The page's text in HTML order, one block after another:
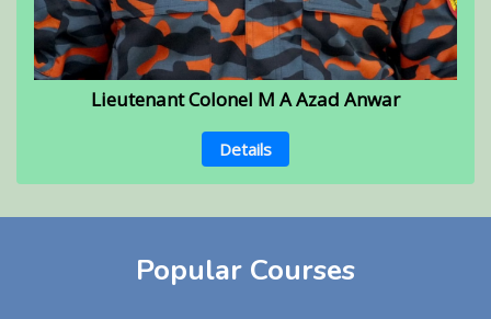
Lieutenant Colonel M A Azad Anwar
Details
Popular Courses